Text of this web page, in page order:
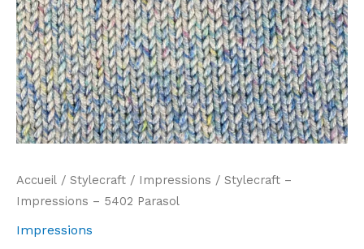
Accueil / Stylecraft / Impressions / Stylecraft –
Impressions – 5402 Parasol
Impressions